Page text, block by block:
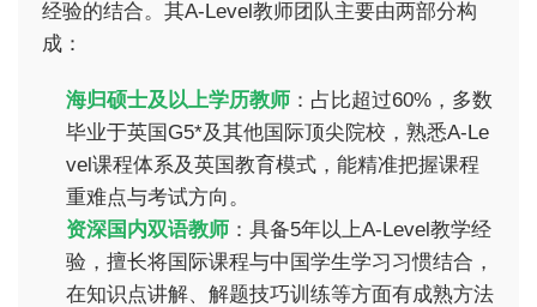
经验的结合。其A-Level教师团队主要由两部分构
成：
海归硕士及以上学历教师 ：占比超过60%，多数
毕业于英国G5*及其他国际顶尖院校，熟悉A-Le
vel课程体系及英国教育模式，能精准把握课程
重难点与考试方向。
资深国内双语教师 ：具备5年以上A-Level教学经
验，擅长将国际课程与中国学生学习习惯结合，
在知识点讲解、解题技巧训练等方面有成熟方法